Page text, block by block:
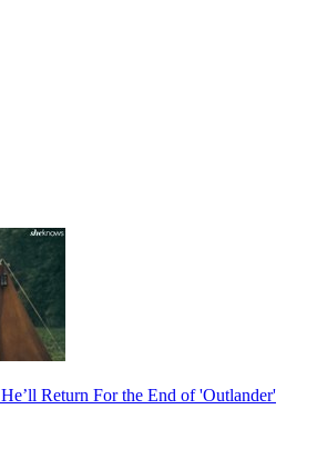
Return For the End of 'Outlander'